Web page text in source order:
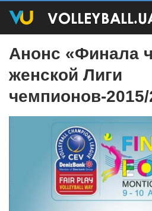
Анонс «Финала
женской Лиги
чемпионов-2015/